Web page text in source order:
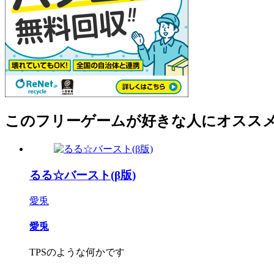
このフリーゲームが好きな人にオスス
るる☆バースト(β版)
愛兎
愛兎
TPSのような何かです